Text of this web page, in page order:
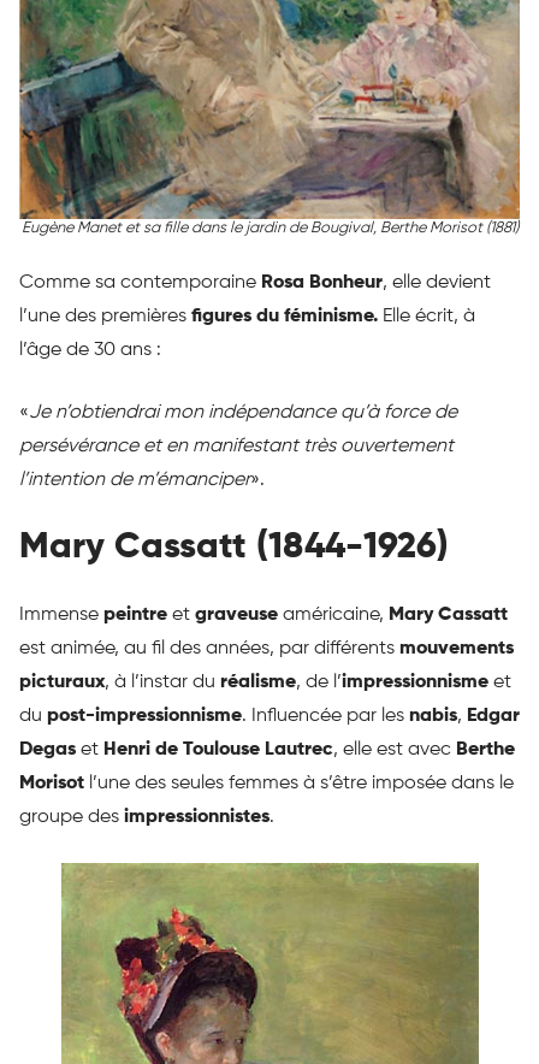
Eugène Manet et sa fille dans le jardin de Bougival, Berthe Morisot (1881)
Comme sa contemporaine Rosa Bonheur, elle devient
l’une des premières figures du féminisme. Elle écrit, à
l’âge de 30 ans :
«Je n’obtiendrai mon indépendance qu’à force de
persévérance et en manifestant très ouvertement
l’intention de m’émanciper».
Mary Cassatt (1844-1926)
Immense peintre et graveuse américaine, Mary Cassatt
est animée, au fil des années, par différents mouvements
picturaux, à l’instar du réalisme, de l’impressionnisme et
du post-impressionnisme. Influencée par les nabis, Edgar
Degas et Henri de Toulouse Lautrec, elle est avec Berthe
Morisot l’une des seules femmes à s’être imposée dans le
groupe des impressionnistes.